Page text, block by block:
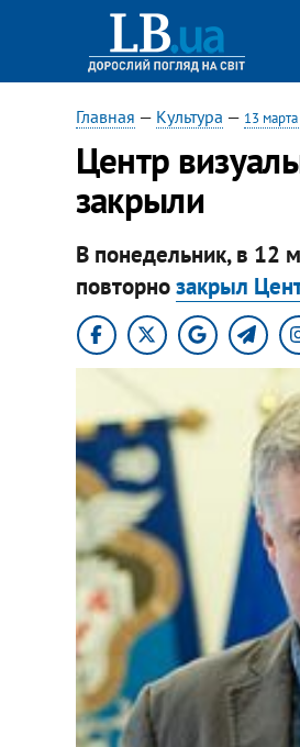
Главная — Культура — 13
Центр
закрыли
В понедельник, в 12
повторнозакрыл